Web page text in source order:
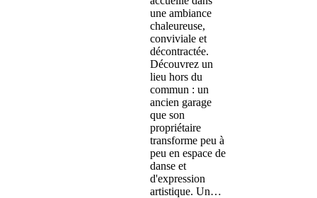
une ambiance
chaleureuse,
conviviale et
décontractée.
Découvrez un
lieu hors du
commun : un
ancien garage
que son
propriétaire
transforme peu à
peu en espace de
danse et
d'expression
artistique. Un…